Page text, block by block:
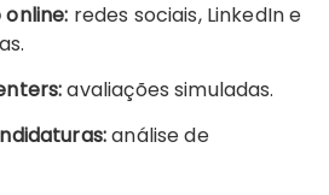
redes sociais, LinkedIn e
avaliações simuladas.
análise de